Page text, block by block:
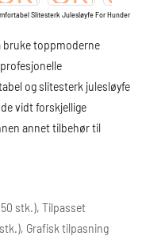
Slitesterk Julesløyfe For Hunder
bruke toppmoderne
og slitesterk julesløyfe
vidt forskjellige
annet tilbehør til
stk.), Tilpasset
Grafisk tilpasning